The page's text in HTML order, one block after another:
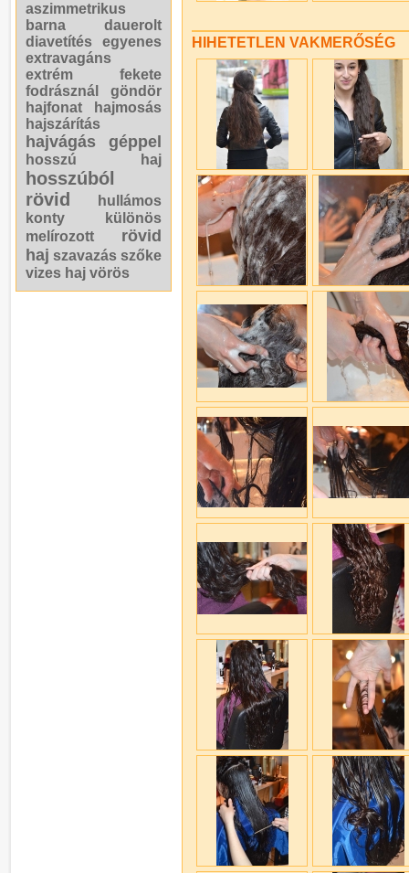
aszimmetrikus
barna
dauerolt
diavetítés
egyenes
extravagáns
extrém
fekete
fodrásznál
göndör
hajfonat
hajmosás
hajszárítás
hajvágás géppel
hosszú haj
hosszúból
rövid
hullámos
konty
különös
melírozott
rövid
haj szavazás szőke
vizes haj vörös
HIHETETLEN VAKMERŐSÉG